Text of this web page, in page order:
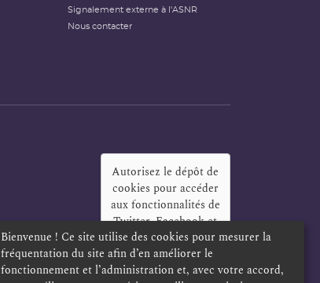
Signalement externe à l'ASNR
Nous contacter
Autorisez le dépôt de
cookies pour accéder
aux fonctionnalités de
Twitter, Facebook et
LinkedIn?
Oui
Toujours
Bienvenue ! Ce site utilise des cookies pour mesurer la
fréquentation du site afin d’en améliorer le
fonctionnement et l’administration et, avec votre accord,